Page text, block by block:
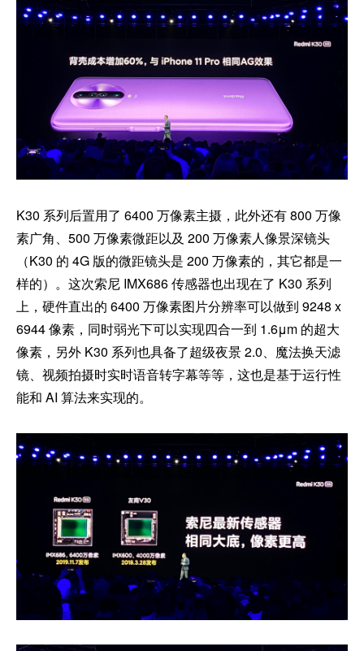
K30 系列后置用了 6400 万像素主摄，此外还有 800 万像
素广角、500 万像素微距以及 200 万像素人像景深镜头
（K30 的 4G 版的微距镜头是 200 万像素的，其它都是一
样的）。这次索尼 IMX686 传感器也出现在了 K30 系列
上，硬件直出的 6400 万像素图片分辨率可以做到 9248 x
6944 像素，同时弱光下可以实现四合一到 1.6μm 的超大
像素，另外 K30 系列也具备了超级夜景 2.0、魔法换天滤
镜、视频拍摄时实时语音转字幕等等，这也是基于运行性
能和 AI 算法来实现的。